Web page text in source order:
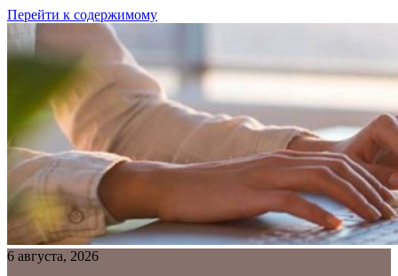
Перейти к содержимому
6 августа, 2026